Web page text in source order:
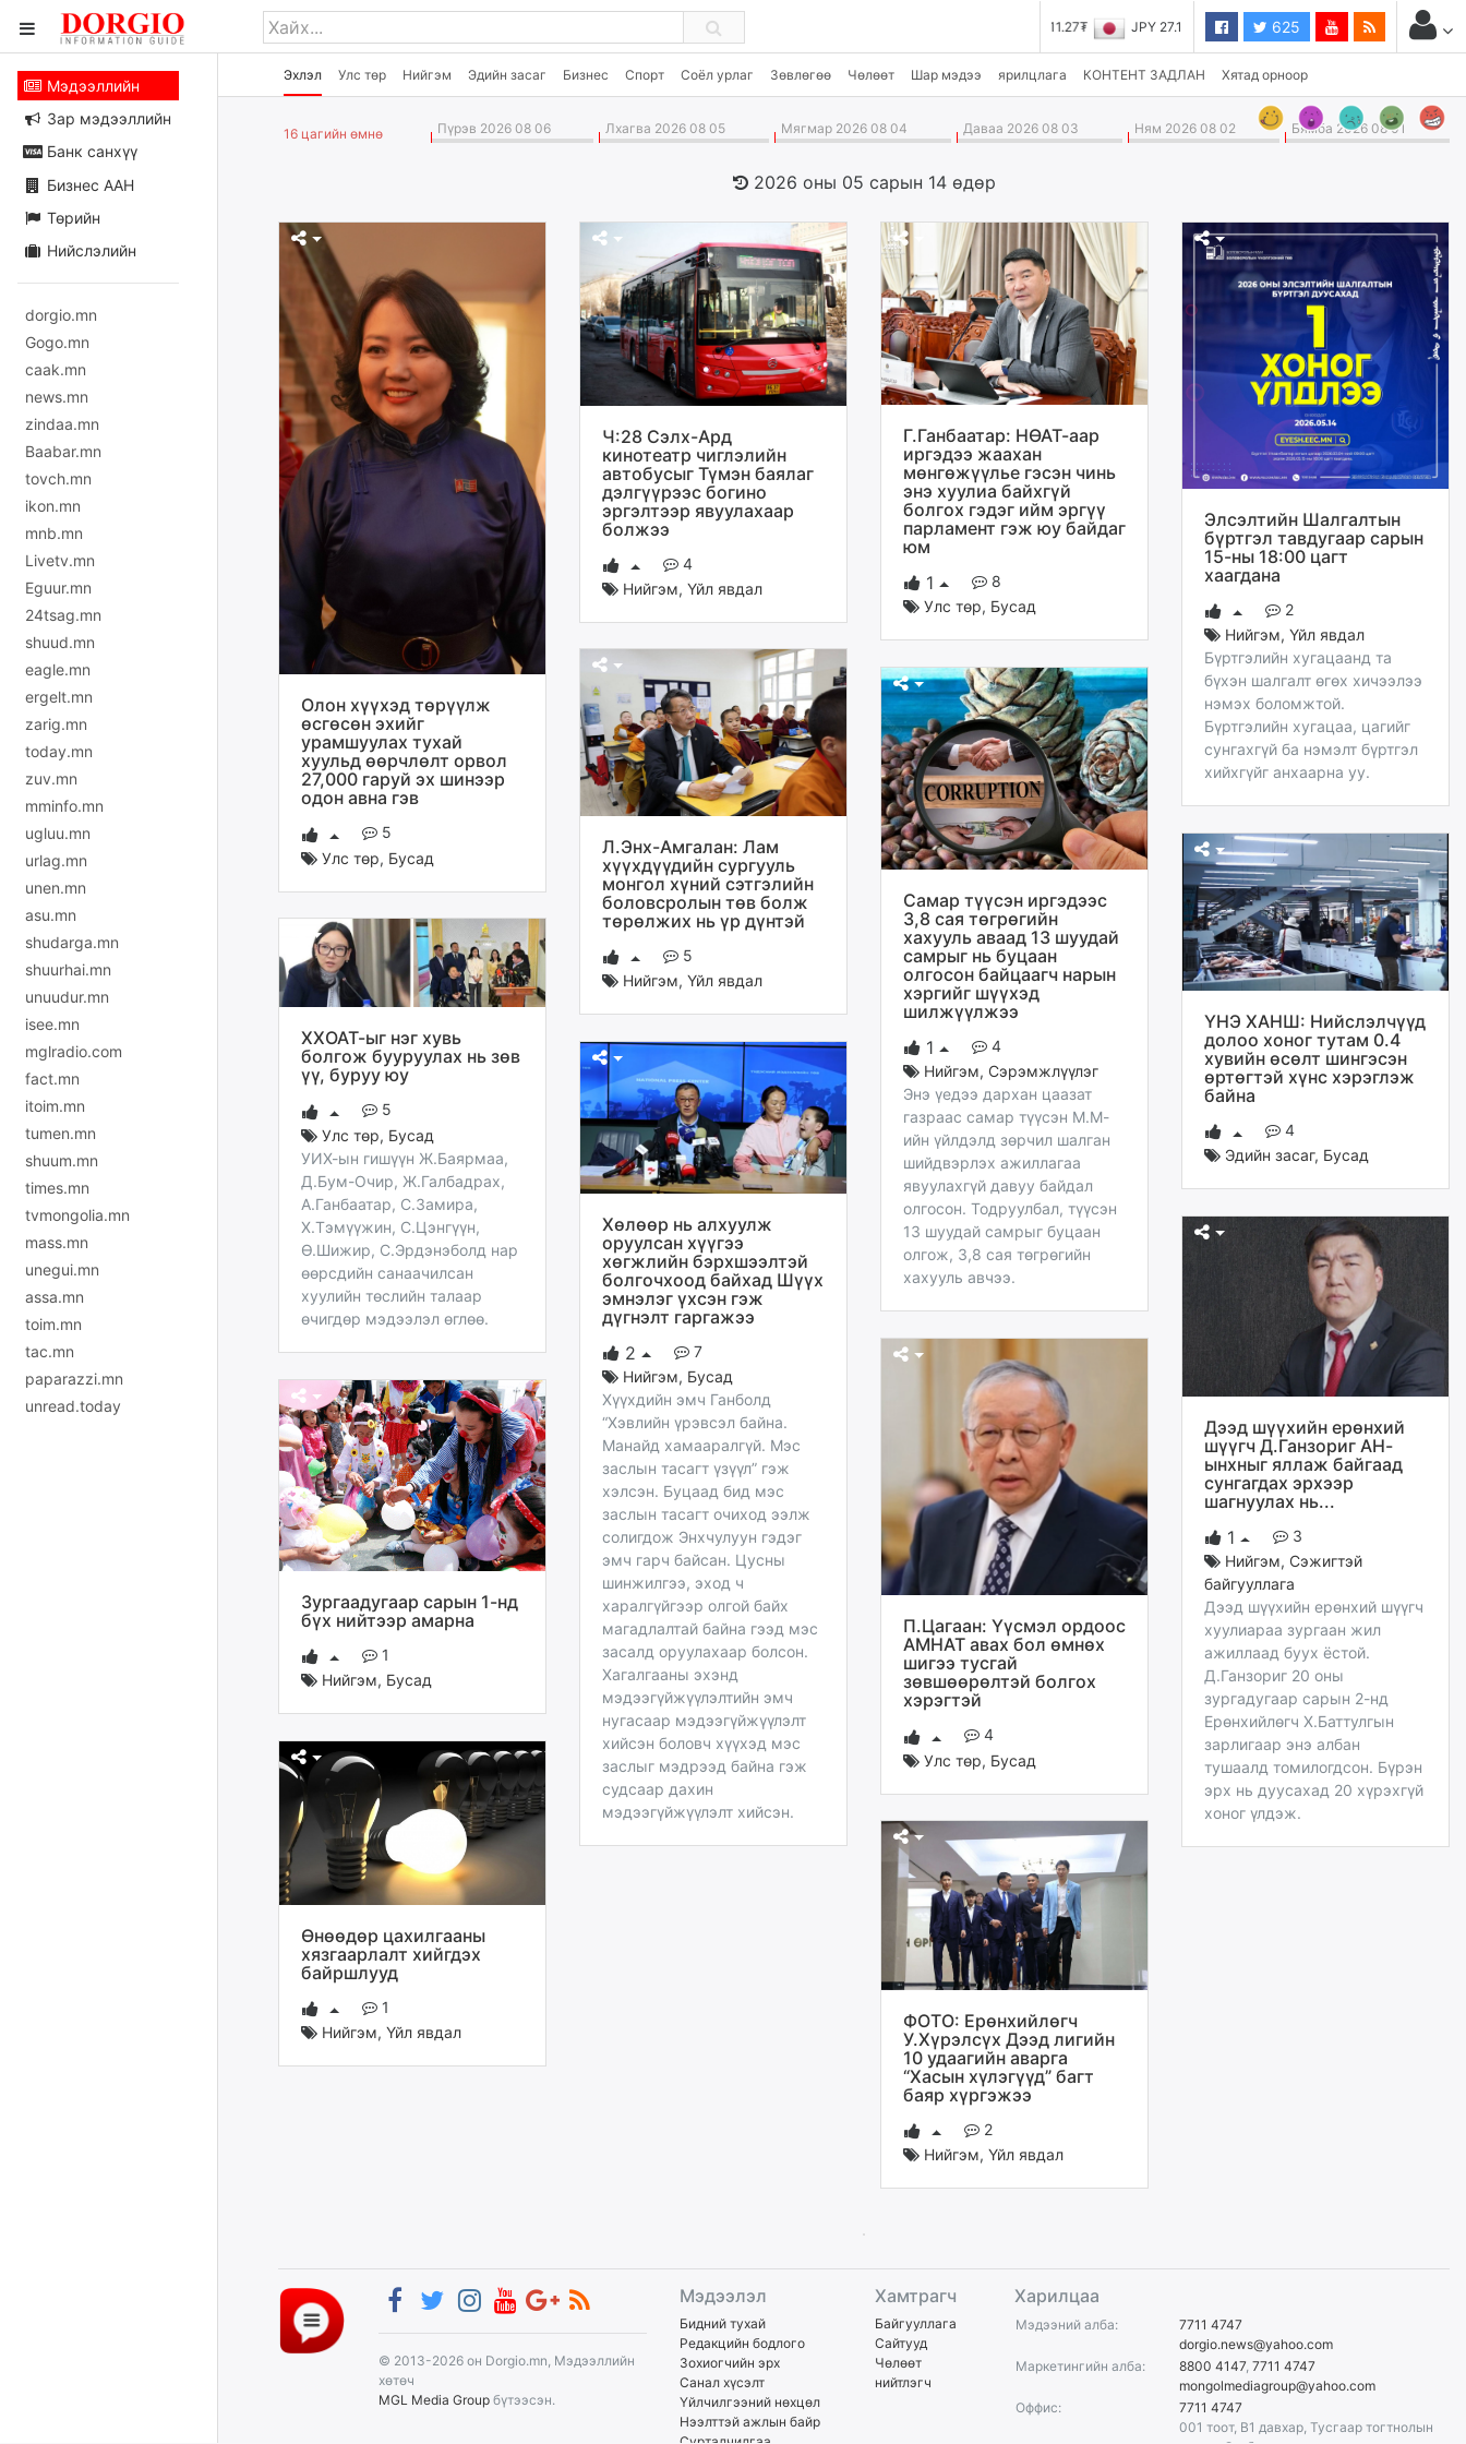
JPY 27.19₮ 625
Эхлэл Улс төр Нийгэм Эдийн засаг Бизнес Спорт Соёл урлаг Зөвлөгөө Чөлөөт Шар мэдээ ярилцлага КОНТЕНТ ЗАДЛАН Хятад орноор
Мэдээллийн
Зар мэдээллийн
Банк санхүү
Бизнес ААН
Төрийн
Нийслэлийн
dorgio.mn
Gogo.mn
caak.mn
news.mn
zindaa.mn
Baabar.mn
tovch.mn
ikon.mn
mnb.mn
Livetv.mn
Eguur.mn
24tsag.mn
shuud.mn
eagle.mn
ergelt.mn
zarig.mn
today.mn
zuv.mn
mminfo.mn
ugluu.mn
urlag.mn
unen.mn
asu.mn
shudarga.mn
shuurhai.mn
unuudur.mn
isee.mn
mglradio.com
fact.mn
itoim.mn
tumen.mn
shuum.mn
times.mn
tvmongolia.mn
mass.mn
unegui.mn
assa.mn
toim.mn
tac.mn
paparazzi.mn
unread.today
16 цагийн өмнө Пүрэв 2026 08 06 Лхагва 2026 08 05 Мягмар 2026 08 04 Даваа 2026 08 03 Ням 2026 08 02 Бямба 2026 08 01
2026 оны 05 сарын 14 өдөр
Олон хүүхэд төрүүлж
өсгөсөн эхийг
урамшуулах тухай
хуульд өөрчлөлт орвол
27,000 гаруй эх шинээр
одон авна гэв
5
Улс төр, Бусад
Ч:28 Сэлх-Ард
кинотеатр чиглэлийн
автобусыг Түмэн баялаг
дэлгүүрээс богино
эргэлтээр явуулахаар
болжээ
4
Нийгэм, Үйл явдал
Г.Ганбаатар: НӨАТ-аар
иргэдээ жаахан
мөнгөжүүлье гэсэн чинь
энэ хуулиа байхгүй
болгох гэдэг ийм эргүү
парламент гэж юу байдаг
юм
1
8
Улс төр, Бусад
Элсэлтийн Шалгалтын
бүртгэл тавдугаар сарын
15-ны 18:00 цагт
хаагдана
2
Нийгэм, Үйл явдал
Бүртгэлийн хугацаанд та
бүхэн шалгалт өгөх хичээлээ
нэмэх боломжтой.
Бүртгэлийн хугацаа, цагийг
сунгахгүй ба нэмэлт бүртгэл
хийхгүйг анхаарна уу.
Л.Энх-Амгалан: Лам
хүүхдүүдийн сургууль
монгол хүний сэтгэлийн
боловсролын төв болж
төрөлжих нь үр дүнтэй
5
Нийгэм, Үйл явдал
Самар түүсэн иргэдээс
3,8 сая төгрөгийн
хахууль аваад 13 шуудай
самрыг нь буцаан
олгосон байцаагч нарын
хэргийг шүүхэд
шилжүүлжээ
1
4
Нийгэм, Сэрэмжлүүлэг
Энэ үедээ дархан цаазат
газраас самар түүсэн М.М-
ийн үйлдэлд зөрчил шалган
шийдвэрлэх ажиллагаа
явуулахгүй давуу байдал
олгосон. Тодруулбал, түүсэн
13 шуудай самрыг буцаан
олгож, 3,8 сая төгрөгийн
хахууль авчээ.
ҮНЭ ХАНШ: Нийслэлчүүд
долоо хоног тутам 0.4
хувийн өсөлт шингэсэн
өртөгтэй хүнс хэрэглэж
байна
4
Эдийн засаг, Бусад
ХХОАТ-ыг нэг хувь
болгож бууруулах нь зөв
үү, буруу юу
5
Улс төр, Бусад
УИХ-ын гишүүн Ж.Баярмаа,
Д.Бум-Очир, Ж.Галбадрах,
А.Ганбаатар, С.Замира,
Х.Тэмүүжин, С.Цэнгүүн,
Ө.Шижир, С.Эрдэнэболд нар
өөрсдийн санаачилсан
хуулийн төслийн талаар
өчигдөр мэдээлэл өглөө.
Хөлөөр нь алхуулж
оруулсан хүүгээ
хөгжлийн бэрхшээлтэй
болгочхоод байхад Шүүх
эмнэлэг үхсэн гэж
дүгнэлт гаргажээ
2
7
Нийгэм, Бусад
Хүүхдийн эмч Ганболд
“Хэвлийн үрэвсэл байна.
Манайд хамааралгүй. Мэс
заслын тасагт үзүүл” гэж
хэлсэн. Буцаад бид мэс
заслын тасагт очиход ээлж
солигдож Энхчулуун гэдэг
эмч гарч байсан. Цусны
шинжилгээ, эход ч
харалгүйгээр олгой байх
магадлалтай байна гээд мэс
засалд оруулахаар болсон.
Хагалгааны эхэнд
мэдээгүйжүүлэлтийн эмч
нугасаар мэдээгүйжүүлэлт
хийсэн боловч хүүхэд мэс
заслыг мэдрээд байна гэж
судсаар дахин
мэдээгүйжүүлэлт хийсэн.
Дээд шүүхийн ерөнхий
шүүгч Д.Ганзориг АН-
ынхныг яллаж байгаад
сунгагдах эрхээр
шагнуулах нь...
1
3
Нийгэм, Сэжигтэй
байгууллага
Дээд шүүхийн ерөнхий шүүгч
хуулиараа зургаан жил
ажиллаад буух ёстой.
Д.Ганзориг 20 оны
зургадугаар сарын 2-нд
Ерөнхийлөгч Х.Баттулгын
зарлигаар энэ албан
тушаалд томилогдсон. Бүрэн
эрх нь дуусахад 20 хүрэхгүй
хоног үлдэж.
П.Цагаан: Үүсмэл ордоос
АМНАТ авах бол өмнөх
шигээ тусгай
зөвшөөрөлтэй болгох
хэрэгтэй
4
Улс төр, Бусад
Зургаадугаар сарын 1-нд
бүх нийтээр амарна
1
Нийгэм, Бусад
Өнөөдөр цахилгааны
хязгаарлалт хийгдэх
байршлууд
1
Нийгэм, Үйл явдал
ФОТО: Ерөнхийлөгч
У.Хүрэлсүх Дээд лигийн
10 удаагийн аварга
“Хасын хүлэгүүд” багт
баяр хүргэжээ
2
Нийгэм, Үйл явдал
© 2013-2026 он Dorgio.mn, Мэдээллийн
хөтөч
MGL Media Groupбүтээсэн.
Мэдээлэл
Бидний тухай
Редакцийн бодлого
Зохиогчийн эрх
Санал хүсэлт
Үйлчилгээний нөхцөл
Нээлттэй ажлын байр
Хамтрагч
Байгууллага
Сайтууд
Чөлөөт
нийтлэгч
Харилцаа
Мэдээний алба:
7711 4747
dorgio.news@yahoo.com
Маркетингийн алба:
8800 4147, 7711 4747
mongolmediagroup@yahoo.com
Оффис:
7711 4747
001 тоот, B1 давхар, Тусгаар тогтнолын